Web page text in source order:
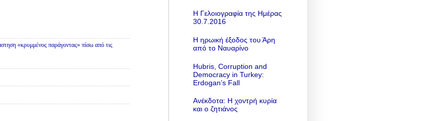
«κρυμμένος παράγοντας» πίσω από τις
Η Γελοιογραφία της Ημέρας
30.7.2016
Η ηρωική έξοδος του Άρη
από το Ναυαρίνο
Hubris, Corruption and
Democracy in Turkey:
Erdogan’s Fall
Ανέκδοτα: Η χοντρή κυρία
και ο ζητιάνος